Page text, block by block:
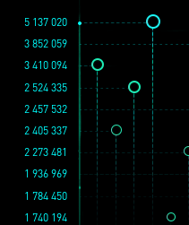
1 936 969
3 852 059
2 457 532
1 784 450
2 273 481
1 740 194
5 137 020
2 524 335
2 405 337
3 410 094